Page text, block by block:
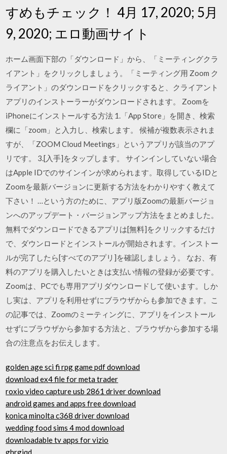
すめもチェック！ 4月 17, 2020; 5月
9, 2020; エロ動画サイト
ホーム画面下部の「ダウンロード」から、「ミーティングクラ
イアント」をクリックしましょう。「ミーティング用 Zoom ク
ライアント」のダウンロードをクリックすると、クライアント
アプリのインストーラーがダウンロードされます。 Zoomを
iPhoneにインストールする方法 1.「App Store」を開き、検索
欄に「zoom」と入力し、検索します。 候補が複数表示されま
すが、「ZOOM Cloud Meetings」というアプリが該当のアプ
リです。 3.[入手]をタップします。 サインインしていない場合
はApple IDでのサインインが求められます。取得しているIDと
Zoomを最新バージョンに更新する方法をわかりやすく教えて
下さい！ …という方のために、アプリ版Zoomの最新バージョ
ンへのアップデート・バージョンアップ方法をまとめました。
無料でダウンロードできるアプリは[無料]をクリックするだけ
で、ダウンロードとインストールが開始されます。インストー
ルが完了したら[すべてのアプリ]を確認しましょう。 なお、有
料のアプリを購入したいときは支払い情報の登録が必要です。
Zoomは、PCでも専用アプリダウンロードして使います。しか
し実は、アプリを利用せずにブラウザからも参加できます。こ
の記事では、Zoomのミーティングに、アプリをインストール
せずにブラウザから参加する方法と、ブラウザから参加する場
合の注意点をお伝えします。
golden age sci fi rpg game pdf download
download ex4 file for meta trader
roxio video capture usb 2861 driver download
android games and apps free download
konica minolta c368 driver download
wedding food sims 4 mod download
downloadable tv apps for vizio
ghrgiqd